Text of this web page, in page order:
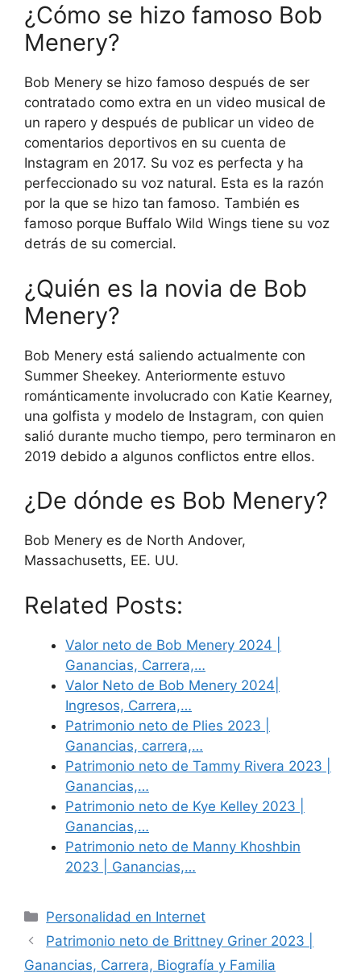
¿Cómo se hizo famoso Bob
Menery?
Bob Menery se hizo famoso después de ser
contratado como extra en un video musical de
un rapero y después de publicar un video de
comentarios deportivos en su cuenta de
Instagram en 2017. Su voz es perfecta y ha
perfeccionado su voz natural. Esta es la razón
por la que se hizo tan famoso. También es
famoso porque Buffalo Wild Wings tiene su voz
detrás de su comercial.
¿Quién es la novia de Bob
Menery?
Bob Menery está saliendo actualmente con
Summer Sheekey. Anteriormente estuvo
románticamente involucrado con Katie Kearney,
una golfista y modelo de Instagram, con quien
salió durante mucho tiempo, pero terminaron en
2019 debido a algunos conflictos entre ellos.
¿De dónde es Bob Menery?
Bob Menery es de North Andover,
Massachusetts, EE. UU.
Related Posts:
Valor neto de Bob Menery 2024 |
Ganancias, Carrera,…
Valor Neto de Bob Menery 2024|
Ingresos, Carrera,…
Patrimonio neto de Plies 2023 |
Ganancias, carrera,…
Patrimonio neto de Tammy Rivera 2023 |
Ganancias,…
Patrimonio neto de Kye Kelley 2023 |
Ganancias,…
Patrimonio neto de Manny Khoshbin
2023 | Ganancias,…
Categories
Personalidad en Internet
Patrimonio neto de Brittney Griner 2023 |
Ganancias, Carrera, Biografía y Familia